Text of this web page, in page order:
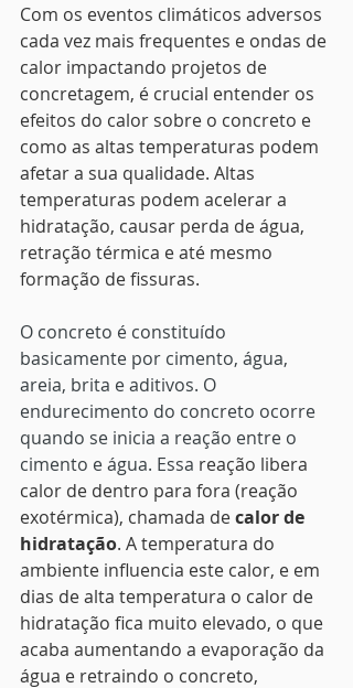
Com os eventos climáticos adversos
cada vez mais frequentes e ondas de
calor impactando projetos de
concretagem, é crucial entender os
efeitos do calor sobre o concreto e
como as altas temperaturas podem
afetar a sua qualidade. Altas
temperaturas podem acelerar a
hidratação, causar perda de água,
retração térmica e até mesmo
formação de fissuras.
O concreto é constituído
basicamente por cimento, água,
areia, brita e aditivos. O
endurecimento do concreto ocorre
quando se inicia a reação entre o
cimento e água. Essa reação libera
calor de dentro para fora (reação
exotérmica), chamada de calor de
hidratação. A temperatura do
ambiente influencia este calor, e em
dias de alta temperatura o calor de
hidratação fica muito elevado, o que
acaba aumentando a evaporação da
água e retraindo o concreto,